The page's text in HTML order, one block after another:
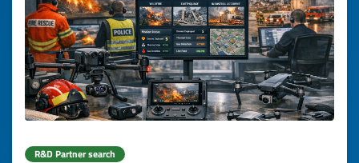
R&D Partner search